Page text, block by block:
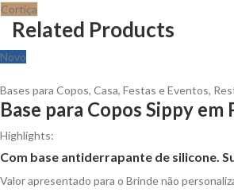
Cortiça
Related Products
Novo
Bases para Copos, Casa, Festas e Eventos,
Base para Copos Sippy
Highlights:
Com base antiderrapante de silicone.
Valor apresentado para o Brinde não